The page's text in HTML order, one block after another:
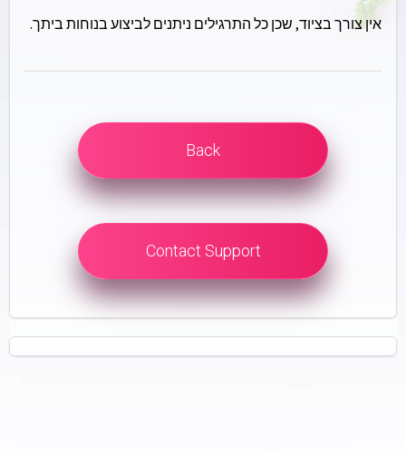
אין צורך בציוד, שכן כל התרגילים ניתנים לביצוע בנוחות ביתך.
Back
Contact Support